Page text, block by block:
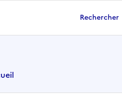
d'accueil
Rechercher